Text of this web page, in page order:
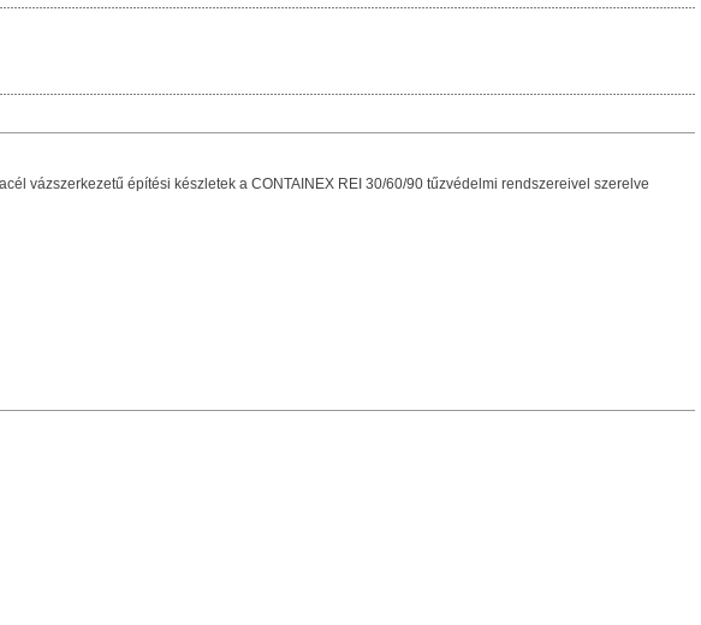
vázszerkezetű építési készletek a CONTAINEX REI 30/60/90 tűzvédelmi rendszereivel szerelve